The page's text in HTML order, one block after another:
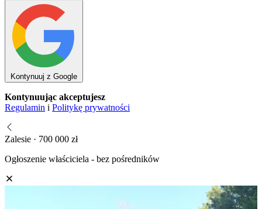
Kontynuuj z Google
Kontynuując akceptujesz
Regulamin i Politykę prywatności
Zalesie · 700 000 zł
Ogłoszenie właściciela - bez pośredników